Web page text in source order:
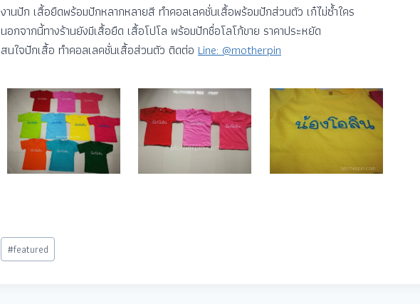
งานปัก เสื้อยืดพร้อมปักหลากหลายสี ทำคอลเลคชั่นเสื้อพร้อมปักส่วนตัว เก๋ไม่ซ้ำใคร
นอกจากนี้ทางร้านยังมีเสื้อยืด เสื้อโปโล พร้อมปักชื่อโลโก้ขาย ราคาประหยัด
สนใจปักเสื้อ ทำคอลเลคชั่นเสื้อส่วนตัว ติดต่อ Line: @motherpin
#featured